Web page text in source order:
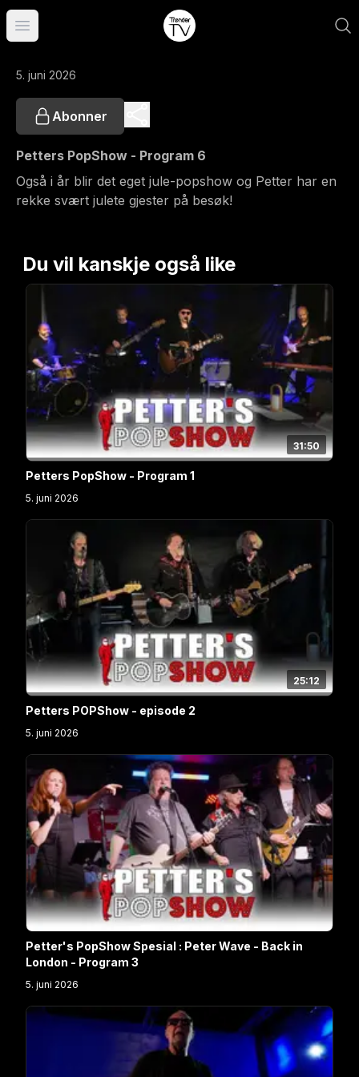
Åpne hovedmeny
5. juni 2026
Abonner
Petters PopShow - Program 6
Også i år blir det eget jule-popshow og Petter har en
rekke svært julete gjester på besøk!
Du vil kanskje også like
31:50
Petters PopShow - Program 1
5. juni 2026
25:12
Petters POPShow - episode 2
5. juni 2026
Petter's PopShow Spesial : Peter Wave - Back in
London - Program 3
5. juni 2026